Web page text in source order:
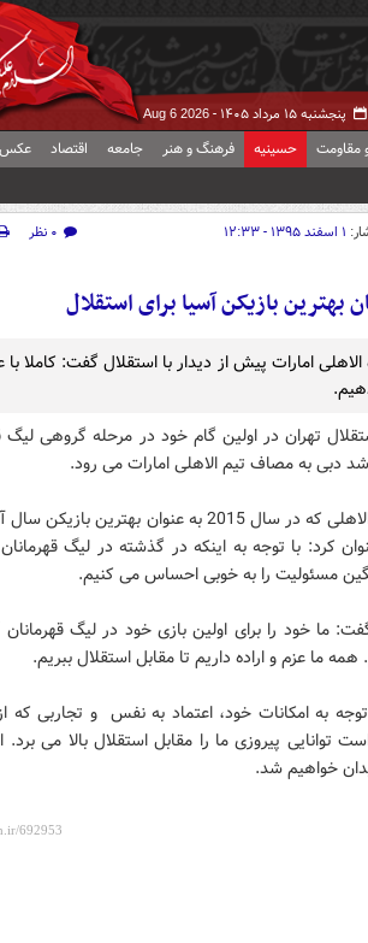
پنجشنبه ۱۵ مرداد ۱۴۰۵ - Aug 6 2026
مقاومت حسینیه فرهنگ و هنر جامعه اقتصاد عکس
۱ اسفند ۱۳۹۵ - ۱۲:۳۳ ۰ نظر
بهترین بازیکن آسیا برای استقلال
آسیا و ستاره الاهلی امارات پیش از دیدار با استقلال گفت: کاملا
تهران در اولین گام خود در مرحله گروهی لیگ
دبی به مصاف تیم الاهلی امارات می رود.
در این راستا احمد خلیل، ستاره الاهلی که در سال 2015 به عنوان
کرد: با توجه به اینکه در گذشته در لیگ قهرمانان
مسئولیت را به خوبی احساس می کنیم.
ما خود را برای اولین بازی خود در لیگ قهرمانان
ما عزم و اراده داریم تا مقابل استقلال ببریم.
به امکانات خود، اعتماد به نفس و تجاربی که
توانایی پیروزی ما را مقابل استقلال بالا می برد.
خواهیم شد.